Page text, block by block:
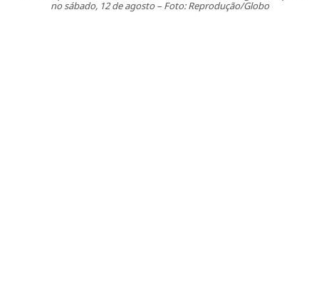
no sábado, 12 de agosto – Foto: Reprodução/Globo